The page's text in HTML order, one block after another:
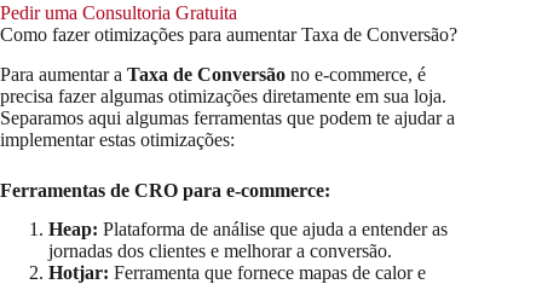
Pedir uma Consultoria Gratuita
Como fazer otimizações para aumentar Taxa de Conversão?
Para aumentar a Taxa de Conversão no e-commerce, é
precisa fazer algumas otimizações diretamente em sua loja.
Separamos aqui algumas ferramentas que podem te ajudar a
implementar estas otimizações:
Ferramentas de CRO para e-commerce:
Heap: Plataforma de análise que ajuda a entender as
jornadas dos clientes e melhorar a conversão.
Hotjar: Ferramenta que fornece mapas de calor e